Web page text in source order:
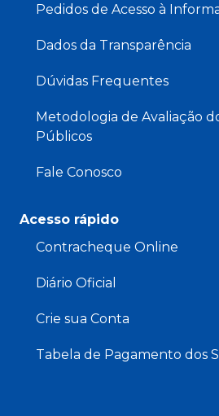
Pedidos de Acesso à
Dados da Transparência
Dúvidas Frequentes
Metodologia de Avaliação
Públicos
Fale Conosco
Acesso rápido
Contracheque Online
Diário Oficial
Crie sua Conta
Tabela de Pagamento dos